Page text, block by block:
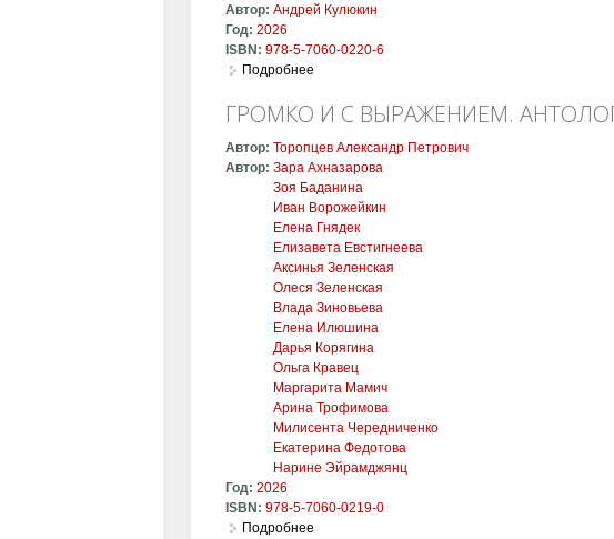
Автор: Андрей Кулюкин
Год: 2026
ISBN: 978-5-7060-0220-6
Подробнее
ГРОМКО И С ВЫРАЖЕНИЕМ.
Автор: Торопцев Александр Петрович
Автор: Зара Ахназарова
Зоя Баданина
Иван Ворожейкин
Елена Гнядек
Елизавета Евстигнеева
Аксинья Зеленская
Олеся Зеленская
Влада Зиновьева
Елена Илюшина
Дарья Корягина
Ольга Кравец
Маргарита Мамич
Арина Трофимова
Милисента Чередниченко
Екатерина Федотова
Нарине Эйрамджянц
Год: 2026
ISBN: 978-5-7060-0219-0
Подробнее